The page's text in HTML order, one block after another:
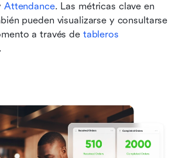
Attendance. Las métricas clave en
pueden visualizarse y consultarse
a través de tableros